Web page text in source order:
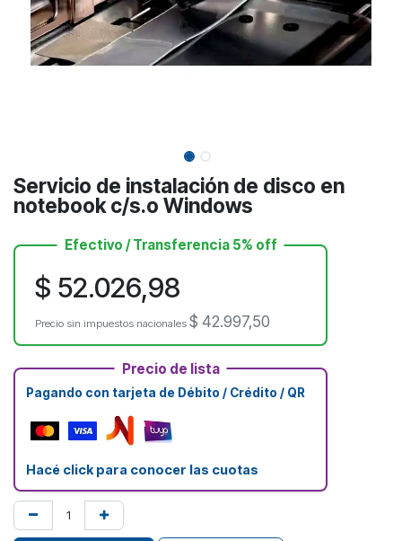
Servicio de instalación de disco en
notebook c/s.o Windows
Efectivo / Transferencia 5% off
$ 52.026,98
Precio sin impuestos nacionales $ 42.997,50
Precio de lista
Pagando con tarjeta de Débito / Crédito / QR
Hacé click para conocer las cuotas